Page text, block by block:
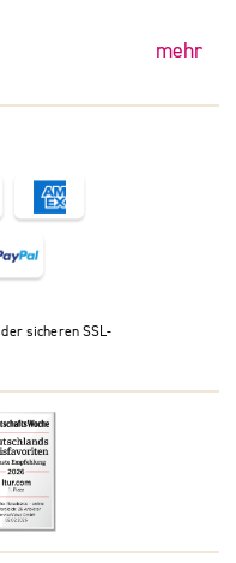
sicheren SSL-
mehr